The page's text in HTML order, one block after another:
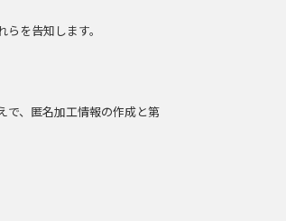
を告知します。
で、匿名加工情報の作成と第